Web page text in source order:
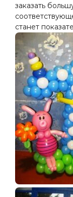
заказать
станет